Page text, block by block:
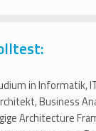
in Informatik,
Business
Architecture